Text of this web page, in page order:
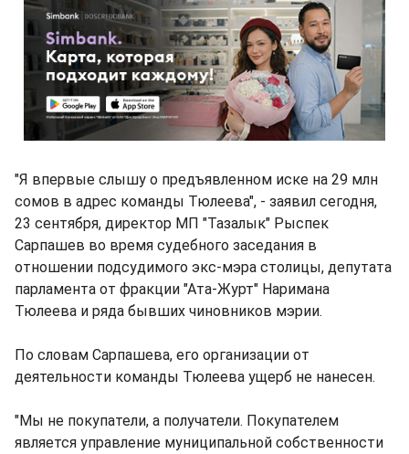
"Я впервые слышу о предъявленном иске на 29 млн
сомов в адрес команды Тюлеева", - заявил сегодня,
23 сентября, директор МП "Тазалык" Рыспек
Сарпашев во время судебного заседания в
отношении подсудимого экс-мэра столицы, депутата
парламента от фракции "Ата-Журт" Наримана
Тюлеева и ряда бывших чиновников мэрии.
По словам Сарпашева, его организации от
деятельности команды Тюлеева ущерб не нанесен.
"Мы не покупатели, а получатели. Покупателем
является управление муниципальной собственности